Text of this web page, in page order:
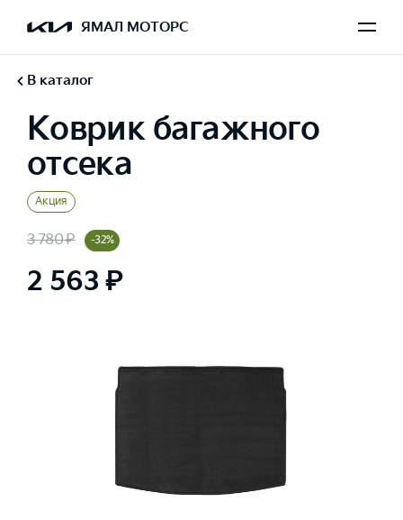
ЯМАЛ МОТОРС
В каталог
Коврик багажного
отсека
Акция
3 780 ₽ -32%
2 563 ₽